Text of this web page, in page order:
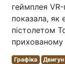
геймплея
показала, як
пістолетом
прихованому
Графіка Двигун